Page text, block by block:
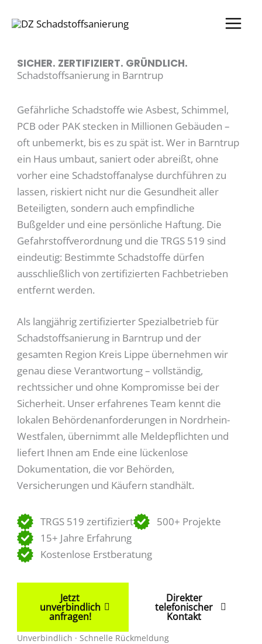
Inhalt
SICHER. ZERTIFIZIERT. GRÜNDLICH.
Schadstoffsanierung in Barntrup
Gefährliche Schadstoffe wie Asbest, Schimmel,
PCB oder PAK stecken in Millionen Gebäuden –
oft unbemerkt, bis es zu spät ist. Wer in Barntrup
ein Haus umbaut, saniert oder abreißt, ohne
vorher eine Schadstoffanalyse durchführen zu
lassen, riskiert nicht nur die Gesundheit aller
Beteiligten, sondern auch empfindliche
Bußgelder und eine persönliche Haftung. Die
Gefahrstoffverordnung und die TRGS 519 sind
eindeutig: Bestimmte Schadstoffe dürfen
ausschließlich von zertifizierten Fachbetrieben
entfernt werden.
Als langjährig zertifizierter Spezialbetrieb für
Schadstoffsanierung in Barntrup und der
gesamten Region Kreis Lippe übernehmen wir
genau diese Verantwortung – vollständig,
rechtssicher und ohne Kompromisse bei der
Sicherheit. Unser erfahrenes Team kennt die
lokalen Behördenanforderungen in Nordrhein-
Westfalen, übernimmt alle Meldepflichten und
liefert Ihnen am Ende eine lückenlose
Dokumentation, die vor Behörden,
Versicherungen und Käufern standhält.
TRGS 519 zertifiziert
500+ Projekte
15+ Jahre Erfahrung
Kostenlose Erstberatung
Jetzt
unverbindlich
anfragen!
Direkter
telefonischer
Kontakt
Unverbindlich · Schnelle Rückmeldung